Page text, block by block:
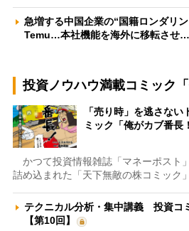
急増する中国企業の“国籍ロンダリ
Temu…本社機能を海外に移転させ…
投資ノウハウ満載コミック
「売り時」を逃さな
ミック「俺がカブ番長
かつて投資情報雑誌「マネーポスト
詰め込まれた「天下無敵の株コミック
テクニカル分析・集中講義 投資コ
【第10回】